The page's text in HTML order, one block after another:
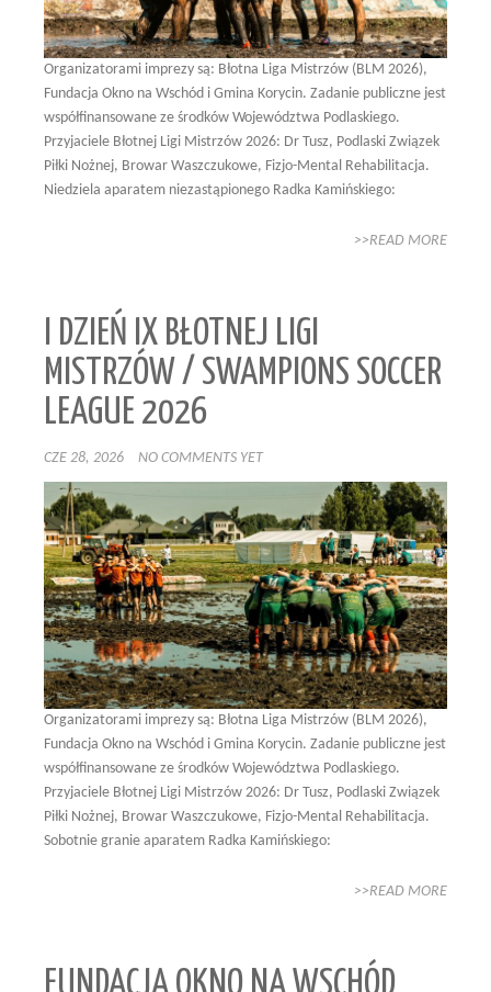
Organizatorami imprezy są: Błotna Liga Mistrzów (BLM 2026),
Fundacja Okno na Wschód i Gmina Korycin. Zadanie publiczne jest
współfinansowane ze środków Województwa Podlaskiego.
Przyjaciele Błotnej Ligi Mistrzów 2026: Dr Tusz, Podlaski Związek
Piłki Nożnej, Browar Waszczukowe, Fizjo-Mental Rehabilitacja.
Niedziela aparatem niezastąpionego Radka Kamińskiego:
>>READ MORE
I DZIEŃ IX BŁOTNEJ LIGI
MISTRZÓW / SWAMPIONS SOCCER
LEAGUE 2026
CZE 28, 2026 NO COMMENTS YET
Organizatorami imprezy są: Błotna Liga Mistrzów (BLM 2026),
Fundacja Okno na Wschód i Gmina Korycin. Zadanie publiczne jest
współfinansowane ze środków Województwa Podlaskiego.
Przyjaciele Błotnej Ligi Mistrzów 2026: Dr Tusz, Podlaski Związek
Piłki Nożnej, Browar Waszczukowe, Fizjo-Mental Rehabilitacja.
Sobotnie granie aparatem Radka Kamińskiego:
>>READ MORE
FUNDACJA OKNO NA WSCHÓD